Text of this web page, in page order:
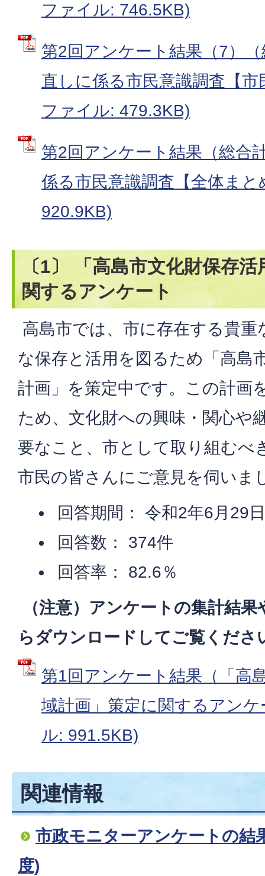
ファイル: 746.5KB)
第2回アンケート結果（7）
直しに係る市民意識調査【
ファイル: 479.3KB)
第2回アンケート結果（総合
係る市民意識調査【全体ま
920.9KB)
〔1〕 「高島市文化財保存
関するアンケート
高島市では、市に存在する貴重
な保存と活用を図るため「高島
計画」を策定中です。この計画
ため、文化財への興味・関心や
要なこと、市として取り組むべ
市民の皆さんにご意見を伺いま
回答期間： 令和2年6月29
回答数： 374件
回答率： 82.6％
（注意）アンケートの集計結果
らダウンロードしてご覧くださ
第1回アンケート結果（「高
域計画」策定に関するアン
ル: 991.5KB)
関連情報
市政モニターアンケートの結
度)